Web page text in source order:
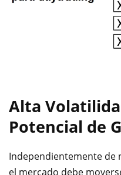
Alta
Potencial de
Independientemente de
el mercado debe